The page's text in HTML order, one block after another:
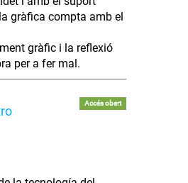
gràfica compta amb el
gràfic i la reflexió
per a fer mal.
Accés obert